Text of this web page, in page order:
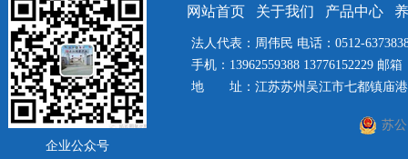
网站首页 关于我们 产品中心
法人代表：周伟民 电话：0512-
手机：13962559388 13776152229 邮
地 址：江苏苏州吴江市七都镇庙港
苏
企业公众号